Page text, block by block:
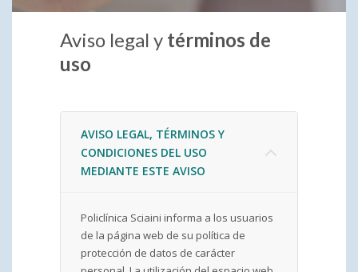
Aviso legal y términos de
uso
AVISO LEGAL, TÉRMINOS Y
CONDICIONES DEL USO
MEDIANTE ESTE AVISO
Policlínica Sciaini informa a los usuarios
de la página web de su política de
protección de datos de carácter